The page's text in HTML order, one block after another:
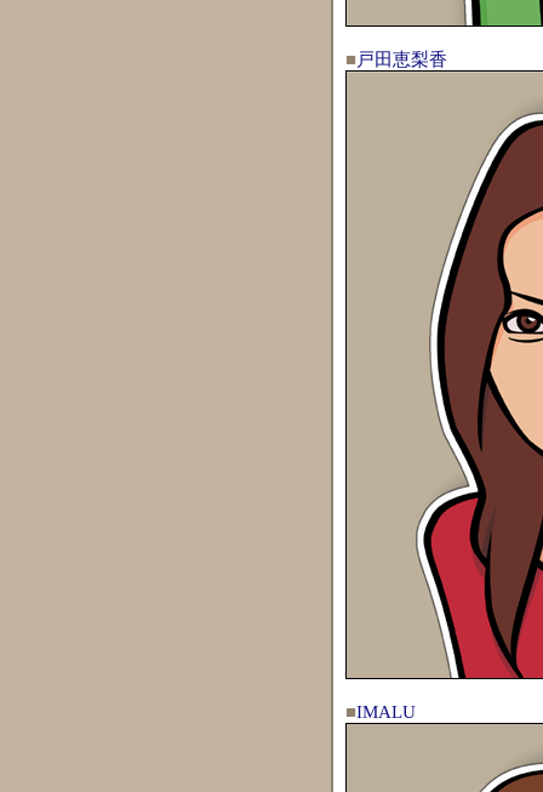
■ 戸田恵梨香
■IMALU